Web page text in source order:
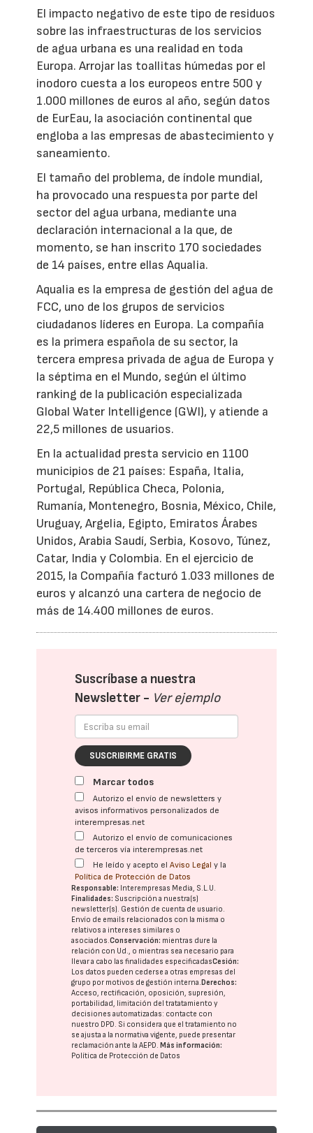
El impacto negativo de este tipo de residuos
sobre las infraestructuras de los servicios
de agua urbana es una realidad en toda
Europa. Arrojar las toallitas húmedas por el
inodoro cuesta a los europeos entre 500 y
1.000 millones de euros al año, según datos
de EurEau, la asociación continental que
engloba a las empresas de abastecimiento y
saneamiento.
El tamaño del problema, de índole mundial,
ha provocado una respuesta por parte del
sector del agua urbana, mediante una
declaración internacional a la que, de
momento, se han inscrito 170 sociedades
de 14 países, entre ellas Aqualia.
Aqualia es la empresa de gestión del agua de
FCC, uno de los grupos de servicios
ciudadanos líderes en Europa. La compañía
es la primera española de su sector, la
tercera empresa privada de agua de Europa y
la séptima en el Mundo, según el último
ranking de la publicación especializada
Global Water Intelligence (GWI), y atiende a
22,5 millones de usuarios.
En la actualidad presta servicio en 1100
municipios de 21 países: España, Italia,
Portugal, República Checa, Polonia,
Rumanía, Montenegro, Bosnia, México, Chile,
Uruguay, Argelia, Egipto, Emiratos Árabes
Unidos, Arabia Saudí, Serbia, Kosovo, Túnez,
Catar, India y Colombia. En el ejercicio de
2015, la Compañía facturó 1.033 millones de
euros y alcanzó una cartera de negocio de
más de 14.400 millones de euros.
Suscríbase a nuestra
Newsletter - Ver ejemplo
SUSCRIBIRME GRATIS
Marcar todos
Autorizo el envío de newsletters y
avisos informativos personalizados de
interempresas.net
Autorizo el envío de comunicaciones
de terceros vía interempresas.net
He leído y acepto elAviso Legal y la
Política de Protección de Datos
Responsable: Interempresas Media, S.L.U.
Finalidades: Suscripción a nuestra(s)
newsletter(s). Gestión de cuenta de usuario.
Envío de emails relacionados con la misma o
relativos a intereses similares o
asociados.Conservación: mientras dure la
relación con Ud., o mientras sea necesario para
llevar a cabo las finalidades especificadasCesión:
Los datos pueden cederse a otras empresas del
grupo por motivos de gestión interna. Derechos:
Acceso, rectificación, oposición, supresión,
portabilidad, limitación del tratatamiento y
decisiones automatizadas: contacte con
nuestro DPD. Si considera que el tratamiento no
se ajusta a la normativa vigente, puede presentar
reclamación ante laAEPD. Más información:
Política de Protección de Datos